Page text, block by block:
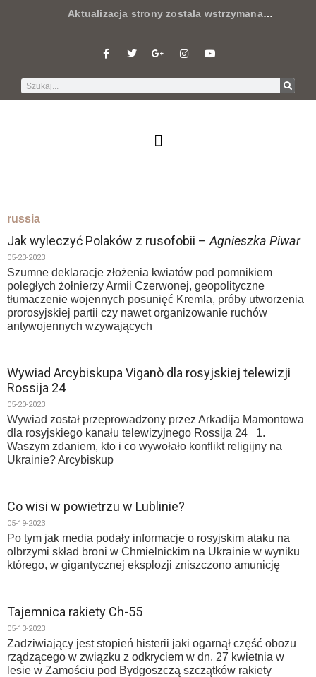
Aktualizacja strony została wstrzymana…
russia
Jak wyleczyć Polaków z rusofobii – Agnieszka Piwar
05-23-2023
Szumne deklaracje złożenia kwiatów pod pomnikiem
poległych żołnierzy Armii Czerwonej, geopolityczne
tłumaczenie wojennych posunięć Kremla, próby utworzenia
prorosyjskiej partii czy nawet organizowanie ruchów
antywojennych wzywających
Wywiad Arcybiskupa Viganò dla rosyjskiej telewizji
Rossija 24
05-20-2023
Wywiad został przeprowadzony przez Arkadija Mamontowa
dla rosyjskiego kanału telewizyjnego Rossija 24 1.
Waszym zdaniem, kto i co wywołało konflikt religijny na
Ukrainie? Arcybiskup
Co wisi w powietrzu w Lublinie?
05-19-2023
Po tym jak media podały informacje o rosyjskim ataku na
olbrzymi skład broni w Chmielnickim na Ukrainie w wyniku
którego, w gigantycznej eksplozji zniszczono amunicję
Tajemnica rakiety Ch-55
05-13-2023
Zadziwiający jest stopień histerii jaki ogarnął część obozu
rządzącego w związku z odkryciem w dn. 27 kwietnia w
lesie w Zamościu pod Bydgoszczą szczątków rakiety